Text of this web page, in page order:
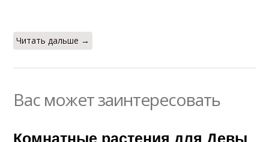
Читать дальше →
Вас может заинтересовать